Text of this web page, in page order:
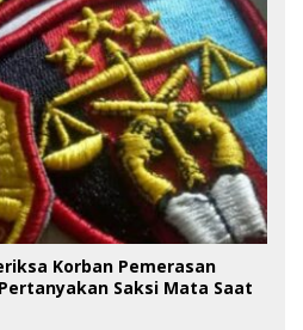
Korban Pemerasan
Saksi Mata Saat